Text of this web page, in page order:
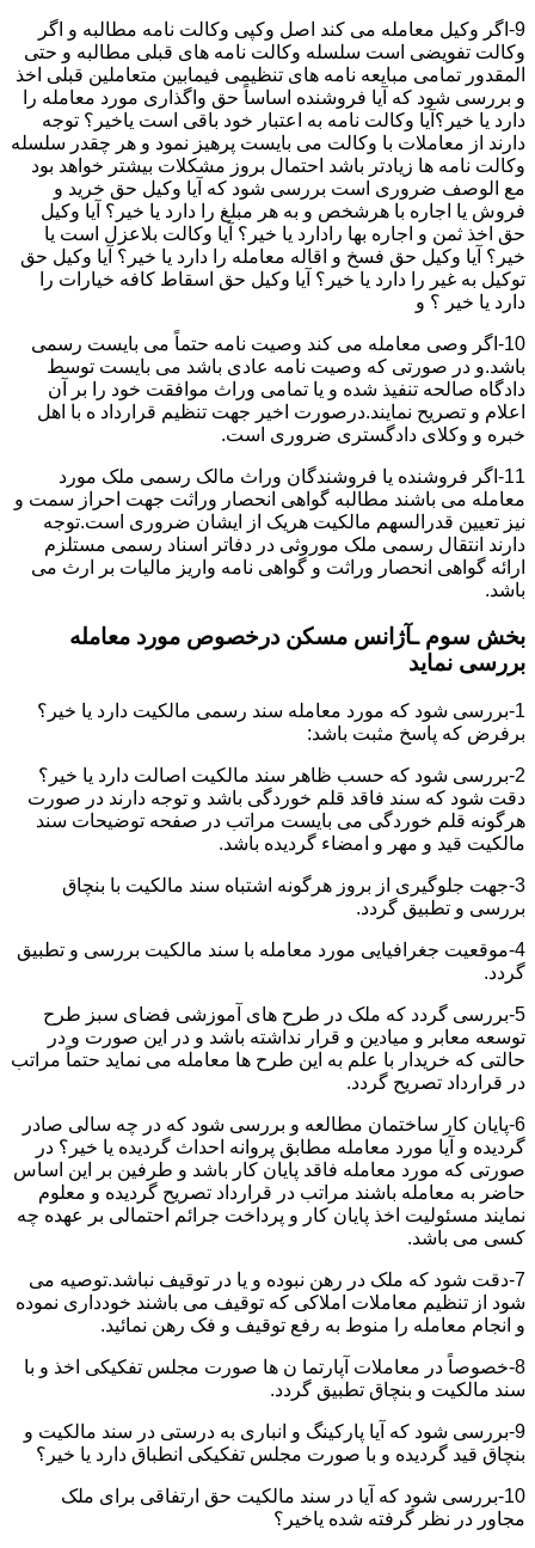
9-اگر وکیل معامله می کند اصل وکپی وکالت نامه مطالبه و اگر
وکالت تفویضی است سلسله وکالت نامه های قبلی مطالبه و حتی
المقدور تمامی مبایعه نامه های تنظیمی فیمابین متعاملین قبلی اخذ
و بررسی شود که آیا فروشنده اساساً حق واگذاری مورد معامله را
دارد یا خیر؟آیا وکالت نامه به اعتبار خود باقی است یاخیر؟ توجه
دارند از معاملات با وکالت می بایست پرهیز نمود و هر چقدر سلسله
وکالت نامه ها زیادتر باشد احتمال بروز مشکلات بیشتر خواهد بود
مع الوصف ضروری است بررسی شود که آیا وکیل حق خرید و
فروش یا اجاره با هرشخص و به هر مبلغ را دارد یا خیر؟ آیا وکیل
حق اخذ ثمن و اجاره بها رادارد یا خیر؟ آیا وکالت بلاعزل است یا
خیر؟ آیا وکیل حق فسخ و اقاله معامله را دارد یا خیر؟ آیا وکیل حق
توکیل به غیر را دارد یا خیر؟ آیا وکیل حق اسقاط کافه خیارات را
دارد یا خیر ؟ و
10-اگر وصی معامله می کند وصیت نامه حتماً می بایست رسمی
باشد.و در صورتی که وصیت نامه عادی باشد می بایست توسط
دادگاه صالحه تنفیذ شده و یا تمامی وراث موافقت خود را بر آن
اعلام و تصریح نمایند.درصورت اخیر جهت تنظیم قرارداد ه با اهل
خبره و وکلای دادگستری ضروری است.
11-اگر فروشنده یا فروشندگان وراث مالک رسمی ملک مورد
معامله می باشند مطالبه گواهی انحصار وراثت جهت احراز سمت و
نیز تعیین قدرالسهم مالکیت هریک از ایشان ضروری است.توجه
دارند انتقال رسمی ملک موروثی در دفاتر اسناد رسمی مستلزم
ارائه گواهی انحصار وراثت و گواهی نامه واریز مالیات بر ارث می
باشد.
بخش سوم ـآژانس مسکن درخصوص مورد معامله
بررسی نماید
1-بررسی شود که مورد معامله سند رسمی مالکیت دارد یا خیر؟
برفرض که پاسخ مثبت باشد:
2-بررسی شود که حسب ظاهر سند مالکیت اصالت دارد یا خیر؟
دقت شود که سند فاقد قلم خوردگی باشد و توجه دارند در صورت
هرگونه قلم خوردگی می بایست مراتب در صفحه توضیحات سند
مالکیت قید و مهر و امضاء گردیده باشد.
3-جهت جلوگیری از بروز هرگونه اشتباه سند مالکیت با بنچاق
بررسی و تطبیق گردد.
4-موقعیت جغرافیایی مورد معامله با سند مالکیت بررسی و تطبیق
گردد.
5-بررسی گردد که ملک در طرح های آموزشی فضای سبز طرح
توسعه معابر و میادین و قرار نداشته باشد و در این صورت و در
حالتی که خریدار با علم به این طرح ها معامله می نماید حتماً مراتب
در قرارداد تصریح گردد.
6-پایان کار ساختمان مطالعه و بررسی شود که در چه سالی صادر
گردیده و آیا مورد معامله مطابق پروانه احداث گردیده یا خیر؟ در
صورتی که مورد معامله فاقد پایان کار باشد و طرفین بر این اساس
حاضر به معامله باشند مراتب در قرارداد تصریح گردیده و معلوم
نمایند مسئولیت اخذ پایان کار و پرداخت جرائم احتمالی بر عهده چه
کسی می باشد.
7-دقت شود که ملک در رهن نبوده و یا در توقیف نباشد.توصیه می
شود از تنظیم معاملات املاکی که توقیف می باشند خودداری نموده
و انجام معامله را منوط به رفع توقیف و فک رهن نمائید.
8-خصوصاً در معاملات آپارتما ن ها صورت مجلس تفکیکی اخذ و با
سند مالکیت و بنچاق تطبیق گردد.
9-بررسی شود که آیا پارکینگ و انباری به درستی در سند مالکیت و
بنچاق قید گردیده و با صورت مجلس تفکیکی انطباق دارد یا خیر؟
10-بررسی شود که آیا در سند مالکیت حق ارتفاقی برای ملک
مجاور در نظر گرفته شده یاخیر؟